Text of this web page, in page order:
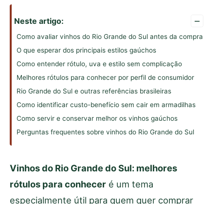
Neste artigo: –
Como avaliar vinhos do Rio Grande do Sul antes da compra
O que esperar dos principais estilos gaúchos
Como entender rótulo, uva e estilo sem complicação
Melhores rótulos para conhecer por perfil de consumidor
Rio Grande do Sul e outras referências brasileiras
Como identificar custo-benefício sem cair em armadilhas
Como servir e conservar melhor os vinhos gaúchos
Perguntas frequentes sobre vinhos do Rio Grande do Sul
Vinhos do Rio Grande do Sul: melhores
rótulos para conhecer é um tema
especialmente útil para quem quer comprar